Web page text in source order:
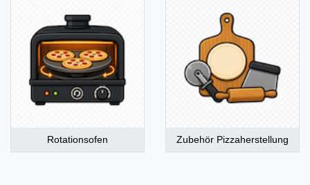
Rotationsofen Zubehör Pizzaherstellung